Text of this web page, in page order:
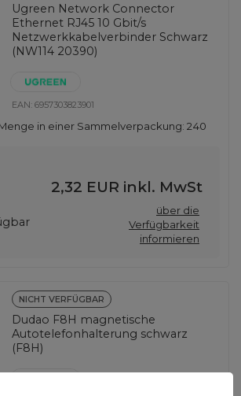
Ugreen Network Connector
Ethernet RJ45 10 Gbit/s
Netzwerkkabelverbinder Schwarz
(NW114 20390)
EAN:6957303823901
in einer Sammelverpackung:240
2,32 EUR inkl. MwSt
über die
Verfügbarkeit
informieren
NICHT VERFÜGBAR
Dudao F8H magnetische
Autotelefonhalterung schwarz
(F8H)